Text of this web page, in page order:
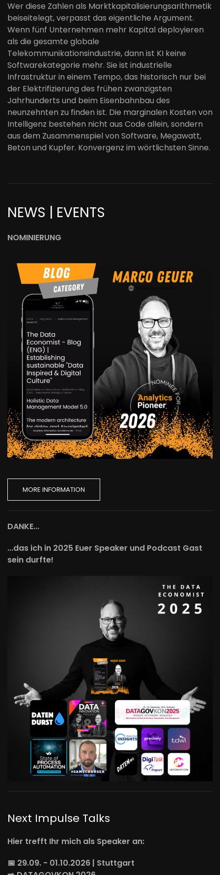
Wer diese Zahlen als Marktkapitalisierungsarithmetik
beiseitelegt, verpasst das eigentliche Argument.
Wenn fünf Unternehmen mehr Kapital deployieren
als die gesamte globale
Telekommunikationsindustrie, dann ist KI keine
Softwarekategorie mehr. Sie ist industrielle
Infrastruktur in einem Tempo, das historisch nur bei
der Elektrifizierung des frühen zwanzigsten
Jahrhunderts und beim Eisenbahnbau des
neunzehnten zu finden ist. Die marginalen Kosten von
Intelligenz bestehen nicht aus Code allein, sondern
aus dem Zusammenspiel von Software, Megawatt,
Beton und Kupfer. Konvergenz im wörtlichsten Sinne.
NEWS | EVENTS
NOMINIERUNG
MORE INFORMATION
DANKE...
...das ich in 2025 Euer Speaker und Podcast Gast
sein durfte!
Next Impulse Talks
Hier trefft Ihr mich als Speaker an:
📅 29.09. - 01.10.2026 | Stuttgart